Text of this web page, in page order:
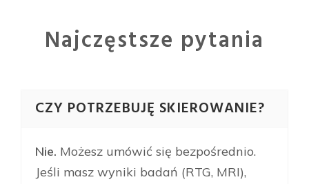
Najczęstsze pytania
CZY POTRZEBUJĘ SKIEROWANIE?
Nie. Możesz umówić się bezpośrednio.
Jeśli masz wyniki badań (RTG, MRI),